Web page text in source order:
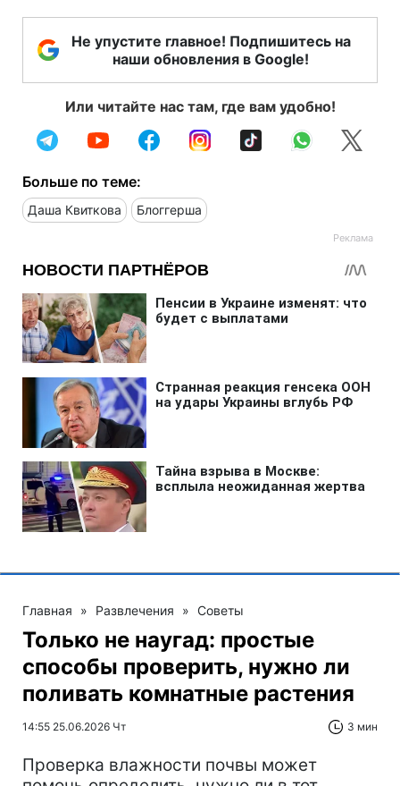
Не упустите главное! Подпишитесь на
наши обновления в Google!
Или читайте нас там, где вам удобно!
Больше по теме:
Даша Квиткова Блоггерша
Главная » Развлечения » Советы
Только не наугад: простые
способы проверить, нужно ли
поливать комнатные растения
14:55 25.06.2026 Чт 3 мин
Проверка влажности почвы может